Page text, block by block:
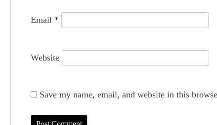
Email *
Website
Save my name, email, and website in this